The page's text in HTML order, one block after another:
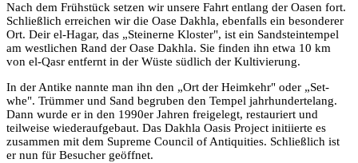
Nach dem Frühstück setzen wir unsere Fahrt entlang der Oasen fort.
Schließlich erreichen wir die Oase Dakhla, ebenfalls ein besonderer
Ort. Deir el-Hagar, das „Steinerne Kloster", ist ein Sandsteintempel
am westlichen Rand der Oase Dakhla. Sie finden ihn etwa 10 km
von el-Qasr entfernt in der Wüste südlich der Kultivierung.
In der Antike nannte man ihn den „Ort der Heimkehr" oder „Set-
whe". Trümmer und Sand begruben den Tempel jahrhundertelang.
Dann wurde er in den 1990er Jahren freigelegt, restauriert und
teilweise wiederaufgebaut. Das Dakhla Oasis Project initiierte es
zusammen mit dem Supreme Council of Antiquities. Schließlich ist
er nun für Besucher geöffnet.